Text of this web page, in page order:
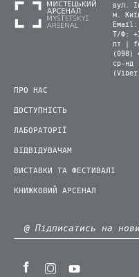
вул.
м.
Email:
Т/Ф:
пт |
(098)
ср-нд
ПРО НАС
ДОСТУПНІСТЬ
ЛАБОРАТОРІЇ
ВІДВІДУВАЧАМ
ВИСТАВКИ ТА ФЕСТИВАЛІ
КНИЖКОВИЙ АРСЕНАЛ